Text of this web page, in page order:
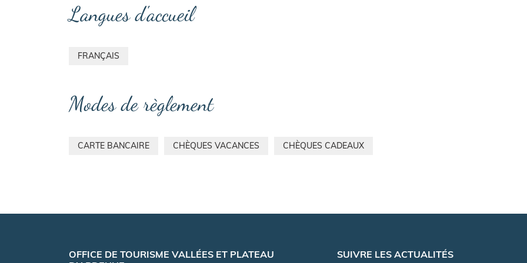
Langues d'accueil
FRANÇAIS
Modes de règlement
CARTE BANCAIRE CHÈQUES VACANCES CHÈQUES CADEAUX
OFFICE DE TOURISME VALLÉES ET PLATEAU
SUIVRE LES ACTUALITÉS